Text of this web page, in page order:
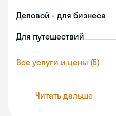
Деловой - для бизнеса
Для путешествий
Все услуги и цены (5)
Читать дальше